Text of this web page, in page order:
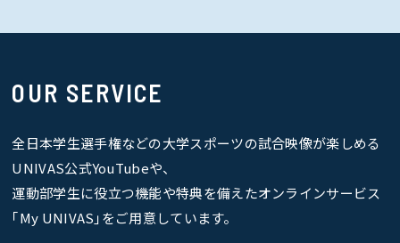
OUR SERVICE
全日本学生選手権などの大学スポーツの試合映像が楽しめる
UNIVAS公式YouTubeや、
運動部学生に役立つ機能や特典を備えたオンラインサービス
｢My UNIVAS｣をご用意しています。